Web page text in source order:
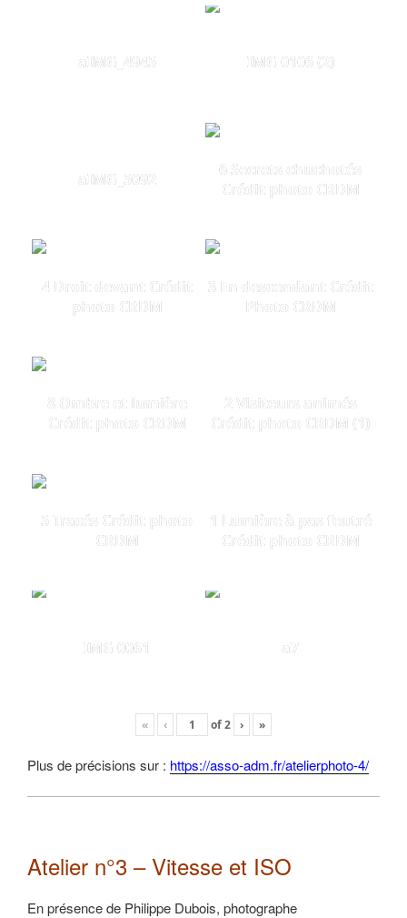
aIMG_4945 IMG 0106 (2)
aIMG_5092
6 Secrets chuchotés
Crédit photo CRDM
4 Droit devant Crédit
photo CRDM
3 En descendant Crédit
Photo CRDM
8 Ombre et lumière
Crédit photo CRDM
2 Visiteurs animés
Crédit photo CRDM (1)
5 Tracés Crédit photo
CRDM
1 Lumière à pas feutré
Crédit photo CRDM
IMG 0061 a7
« ‹ of2 › »
Plus de précisions sur : https://asso-adm.fr/atelierphoto-4/
Atelier n°3 – Vitesse et ISO
En présence de Philippe Dubois, photographe